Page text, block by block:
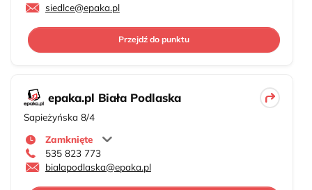
siedlce@epaka.pl
Przejdź do punktu
epaka.pl Biała Podlaska
Sapieżyńska 8/4
Zamknięte
535 823 773
bialapodlaska@epaka.pl